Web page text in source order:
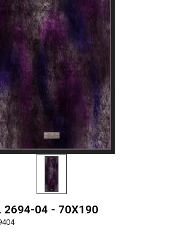
2694-04 - 70X190